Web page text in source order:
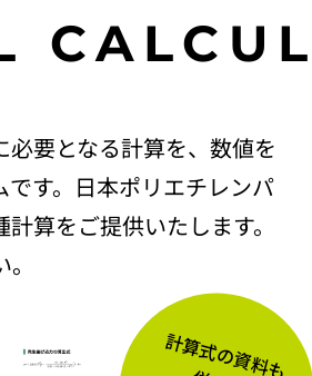
要となる計算を、数値を
す。日本ポリエチレンパ
算をご提供いたします。